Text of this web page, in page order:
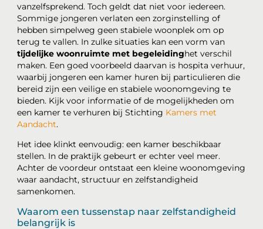
vanzelfsprekend. Toch geldt dat niet voor iedereen.
Sommige jongeren verlaten een zorginstelling of
hebben simpelweg geen stabiele woonplek om op
terug te vallen. In zulke situaties kan een vorm van
tijdelijke woonruimte met begeleidinghet verschil
maken. Een goed voorbeeld daarvan is hospita verhuur,
waarbij jongeren een kamer huren bij particulieren die
bereid zijn een veilige en stabiele woonomgeving te
bieden. Kijk voor informatie of de mogelijkheden om
een kamer te verhuren bij Stichting Kamers met
Aandacht.
Het idee klinkt eenvoudig: een kamer beschikbaar
stellen. In de praktijk gebeurt er echter veel meer.
Achter de voordeur ontstaat een kleine woonomgeving
waar aandacht, structuur en zelfstandigheid
samenkomen.
Waarom een tussenstap naar zelfstandigheid
belangrijk is